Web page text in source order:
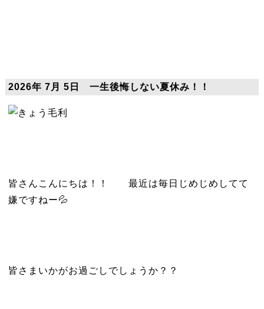
2026年 7月 5日 一生後悔しない夏休み！！
皆さんこんにちは！！ 最近は毎日じめじめしてて
嫌ですねー💦
皆さまいかがお過ごしでしょうか？？